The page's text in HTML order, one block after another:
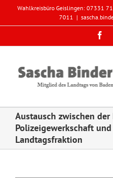
Wahlkreisbüro Geislingen: 07331
7011 |
Austausch zwischen der
Polizeigewerkschaft und
Landtagsfraktion